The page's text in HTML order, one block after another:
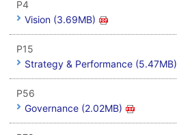
P4
Vision (3.69MB)
P15
Strategy & Performance (5.47MB)
P56
Governance (2.02MB)